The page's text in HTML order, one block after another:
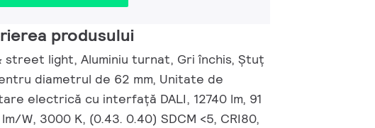
produsului
street light, Aluminiu turnat, Gri închis, Ștuț
diametrul de 62 mm, Unitate de
electrică cu interfață DALI, 12740 lm, 91
lm/W, 3000 K, (0.43. 0.40) SDCM <5, CRI80,